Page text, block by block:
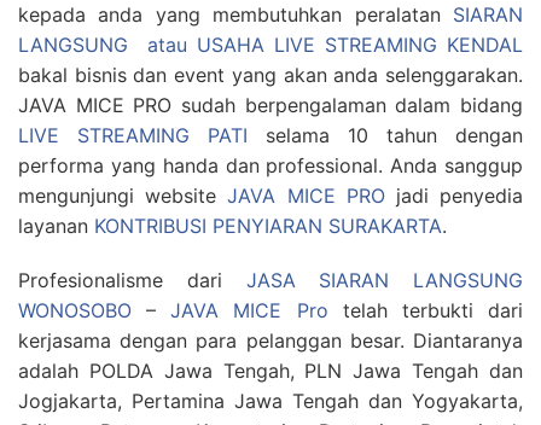
kepada anda yang membutuhkan peralatan SIARAN
LANGSUNG atau USAHA LIVE STREAMING KENDAL
bakal bisnis dan event yang akan anda selenggarakan.
JAVA MICE PRO sudah berpengalaman dalam bidang
LIVE STREAMING PATI selama 10 tahun dengan
performa yang handa dan professional. Anda sanggup
mengunjungi websiteJAVA MICE PROjadi penyedia
layanan KONTRIBUSI PENYIARAN SURAKARTA.
Profesionalisme dari JASA SIARAN LANGSUNG
WONOSOBO –JAVA MICE Pro telah terbukti dari
kerjasama dengan para pelanggan besar. Diantaranya
adalah POLDA Jawa Tengah, PLN Jawa Tengah dan
Jogjakarta, Pertamina Jawa Tengah dan Yogyakarta,